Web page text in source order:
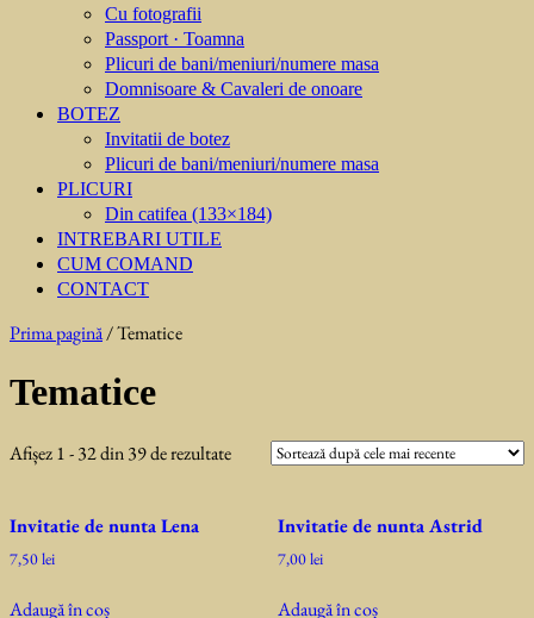
Cu fotografii
Passport · Toamna
Plicuri de bani/meniuri/numere masa
Domnisoare & Cavaleri de onoare
BOTEZ
Invitatii de botez
Plicuri de bani/meniuri/numere masa
PLICURI
Din catifea (133×184)
INTREBARI UTILE
CUM COMAND
CONTACT
Prima pagină/ Tematice
Tematice
Afișez 1 - 32 din 39 de rezultateSortat
recente
Invitatie de nunta Lena
7,50lei
Adaugă în coș
Invitatie de nunta Astrid
7,00lei
Adaugă în coș